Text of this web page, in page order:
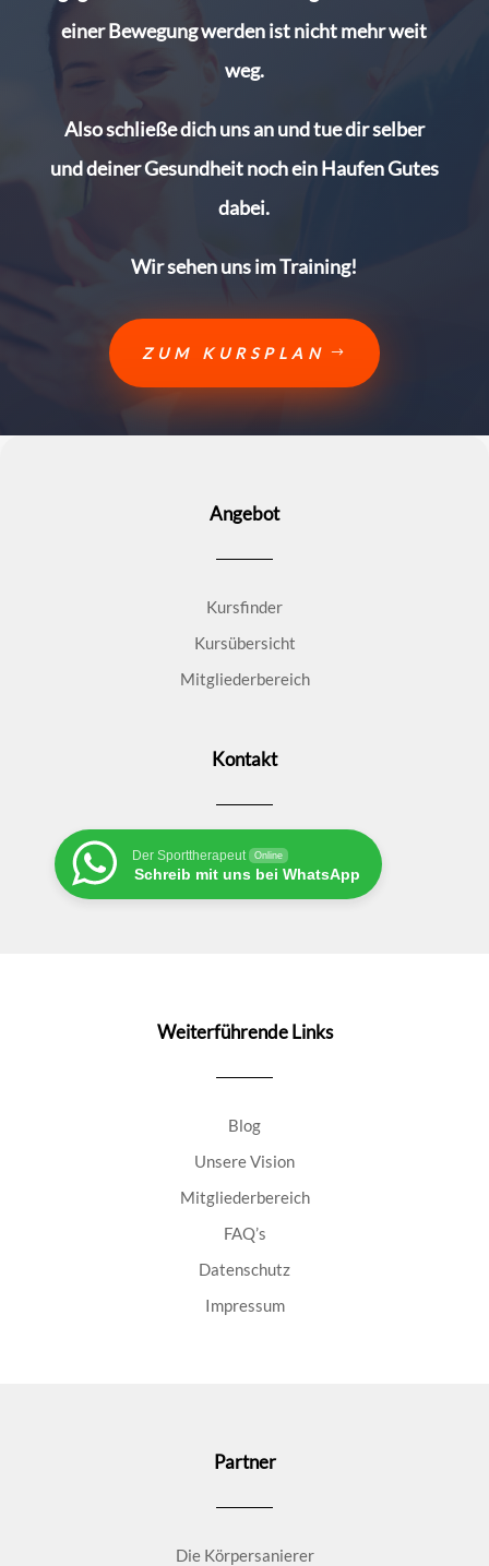
einer Bewegung werden ist nicht mehr weit
weg.
Also schließe dich uns an und tue dir selber
und deiner Gesundheit noch ein Haufen Gutes
dabei.
Wir sehen uns im Training!
ZUM KURSPLAN
Angebot
Kursfinder
Kursübersicht
Mitgliederbereich
Kontakt
Der Sporttherapeut Online
Schreib mit uns bei WhatsApp
Weiterführende Links
Blog
Unsere Vision
Mitgliederbereich
FAQ’s
Datenschutz
Impressum
Partner
Die Körpersanierer